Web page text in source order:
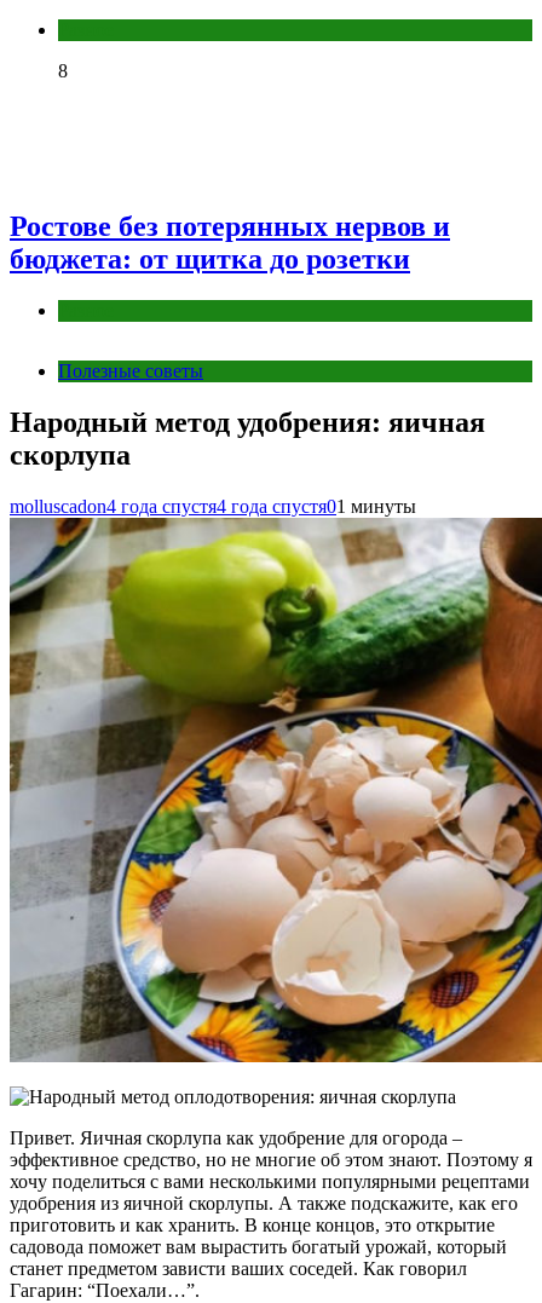
8
Ростове без потерянных нервов и
бюджета: от щитка до розетки
Полезные советы
Народный метод удобрения: яичная
скорлупа
molluscadon4 года спустя4 года спустя01 минуты
Привет. Яичная скорлупа как удобрение для огорода –
эффективное средство, но не многие об этом знают. Поэтому я
хочу поделиться с вами несколькими популярными рецептами
удобрения из яичной скорлупы. А также подскажите, как его
приготовить и как хранить. В конце концов, это открытие
садовода поможет вам вырастить богатый урожай, который
станет предметом зависти ваших соседей. Как говорил
Гагарин: “Поехали…”.